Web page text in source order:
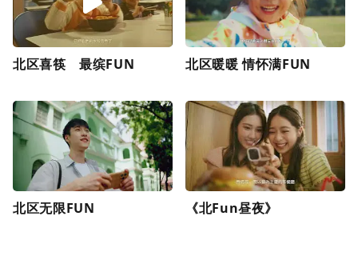
北区喜筷 最缤FUN 北区暖暖 情怀满FUN
北区无限FUN 《北Fun昼夜》